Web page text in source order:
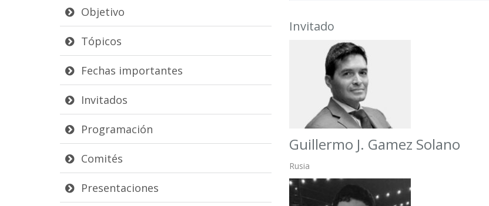
Objetivo
Tópicos
Fechas importantes
Invitados
Programación
Comités
Presentaciones
Invitado
Guillermo J. Gamez Solano
Rusia